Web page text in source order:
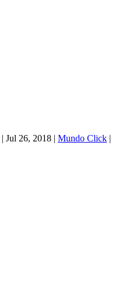
| Jul 26, 2018 | Mundo Click |